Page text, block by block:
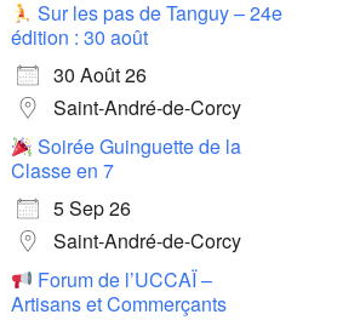
Sur les pas de Tanguy – 24e
édition : 30 août
30 Août 26
Saint-André-de-Corcy
Soirée Guinguette de la
Classe en 7
5 Sep 26
Saint-André-de-Corcy
Forum de l’UCCAÏ –
Artisans et Commerçants